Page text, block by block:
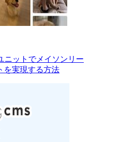
ニットでメイソンリー
を実現する方法